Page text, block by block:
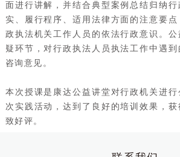
面进行讲解，并结合典型案例总结归纳
实、履行程序、适用法律方面的注意要
政执法机关工作人员的依法行政意识。
疑环节，对行政执法人员执法工作中遇
咨询意见。
本次授课是康达公益讲堂对行政机关进
次实践活动，达到了良好的培训效果，
致好评。